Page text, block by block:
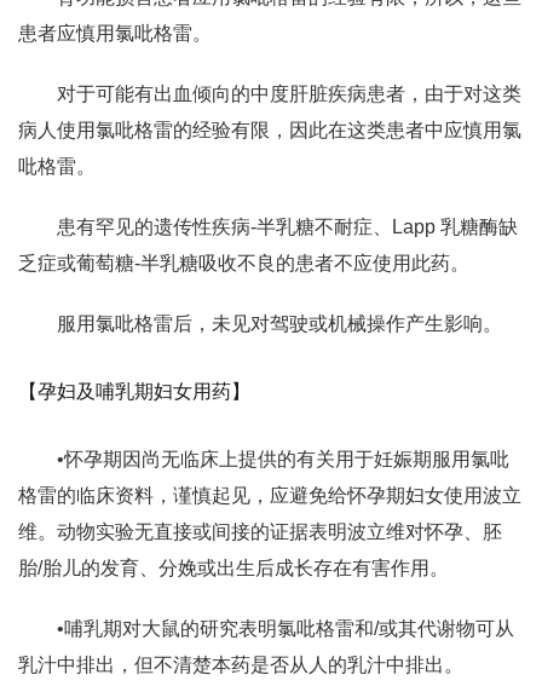
患者应慎用氯吡格雷。
对于可能有出血倾向的中度肝脏疾病患者，由于对这类
病人使用氯吡格雷的经验有限，因此在这类患者中应慎用氯
吡格雷。
患有罕见的遗传性疾病-半乳糖不耐症、Lapp 乳糖酶缺
乏症或葡萄糖-半乳糖吸收不良的患者不应使用此药。
服用氯吡格雷后，未见对驾驶或机械操作产生影响。
【孕妇及哺乳期妇女用药】
•怀孕期因尚无临床上提供的有关用于妊娠期服用氯吡
格雷的临床资料，谨慎起见，应避免给怀孕期妇女使用波立
维。动物实验无直接或间接的证据表明波立维对怀孕、胚
胎/胎儿的发育、分娩或出生后成长存在有害作用。
•哺乳期对大鼠的研究表明氯吡格雷和/或其代谢物可从
乳汁中排出，但不清楚本药是否从人的乳汁中排出。